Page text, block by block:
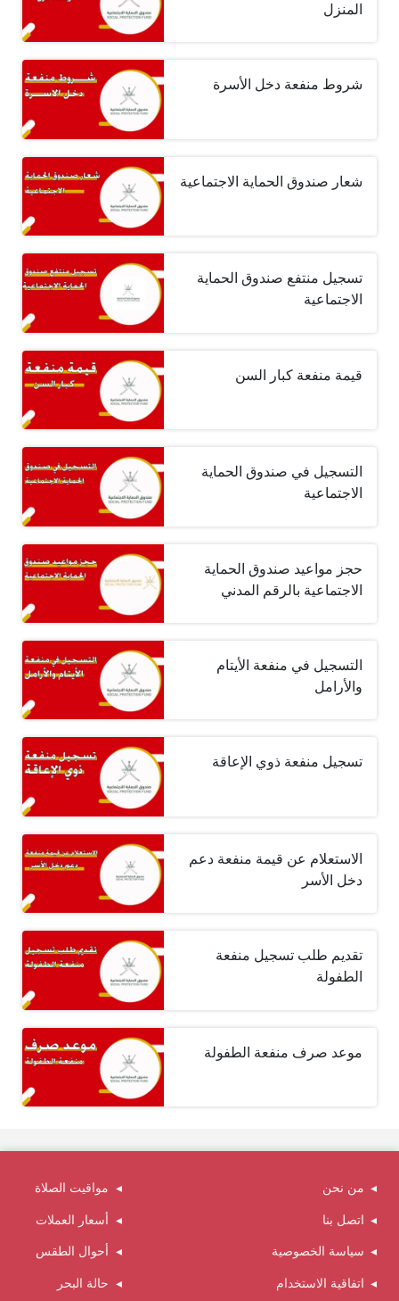
المنزل
شروط منفعة دخل الأسرة
شعار صندوق الحماية الاجتماعية
تسجيل منتفع صندوق الحماية
الاجتماعية
قيمة منفعة كبار السن
التسجيل في صندوق الحماية
الاجتماعية
حجز مواعيد صندوق الحماية
الاجتماعية بالرقم المدني
التسجيل في منفعة الأيتام
والأرامل
تسجيل منفعة ذوي الإعاقة
الاستعلام عن قيمة منفعة دعم
دخل الأسر
تقديم طلب تسجيل منفعة
الطفولة
موعد صرف منفعة الطفولة
من نحن
اتصل بنا
سياسة الخصوصية
اتفاقية الاستخدام
مواقيت الصلاة
أسعار العملات
أحوال الطقس
حالة البحر